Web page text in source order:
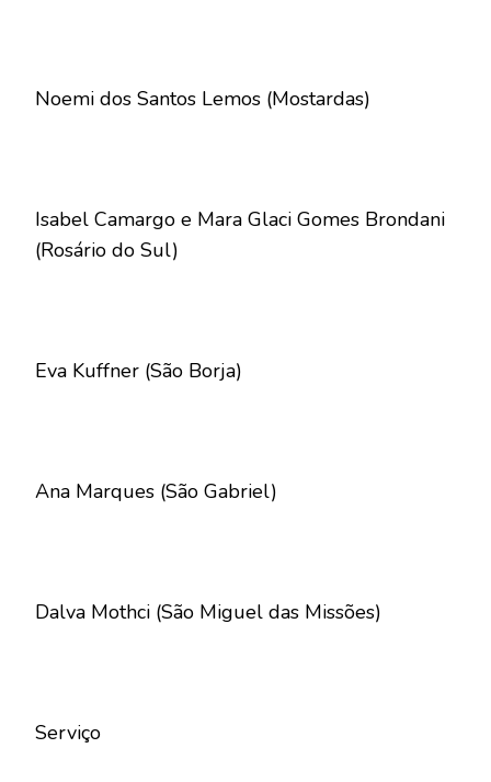
Noemi dos Santos Lemos (Mostardas)
Isabel Camargo e Mara Glaci Gomes Brondani
(Rosário do Sul)
Eva Kuffner (São Borja)
Ana Marques (São Gabriel)
Dalva Mothci (São Miguel das Missões)
Serviço